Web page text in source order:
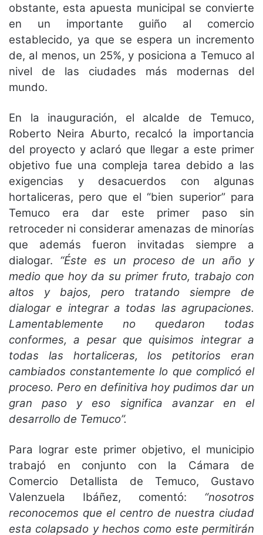
obstante, esta apuesta municipal se convierte
en un importante guiño al comercio
establecido, ya que se espera un incremento
de, al menos, un 25%, y posiciona a Temuco al
nivel de las ciudades más modernas del
mundo.
En la inauguración, el alcalde de Temuco,
Roberto Neira Aburto, recalcó la importancia
del proyecto y aclaró que llegar a este primer
objetivo fue una compleja tarea debido a las
exigencias y desacuerdos con algunas
hortaliceras, pero que el “bien superior” para
Temuco era dar este primer paso sin
retroceder ni considerar amenazas de minorías
que además fueron invitadas siempre a
dialogar. “Éste es un proceso de un año y
medio que hoy da su primer fruto, trabajo con
altos y bajos, pero tratando siempre de
dialogar e integrar a todas las agrupaciones.
Lamentablemente no quedaron todas
conformes, a pesar que quisimos integrar a
todas las hortaliceras, los petitorios eran
cambiados constantemente lo que complicó el
proceso. Pero en definitiva hoy pudimos dar un
gran paso y eso significa avanzar en el
desarrollo de Temuco”.
Para lograr este primer objetivo, el municipio
trabajó en conjunto con la Cámara de
Comercio Detallista de Temuco, Gustavo
Valenzuela Ibáñez, comentó: “nosotros
reconocemos que el centro de nuestra ciudad
esta colapsado y hechos como este permitirán